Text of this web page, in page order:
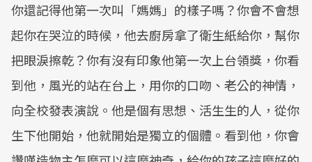
你還記得他第一次叫「媽媽」的樣子嗎？你會不會想
起你在哭泣的時候，他去廚房拿了衛生紙給你，幫你
把眼淚擦乾？你有沒有印象他第一次上台領獎，你看
到他，風光的站在台上，用你的口吻、老公的神情，
向全校發表演說。他是個有思想、活生生的人，從你
生下他開始，他就開始是獨立的個體。看到他，你會